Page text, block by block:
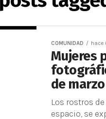
COMUNIDAD hace
Mujeres
de marzo
Los rostros
espacio, se